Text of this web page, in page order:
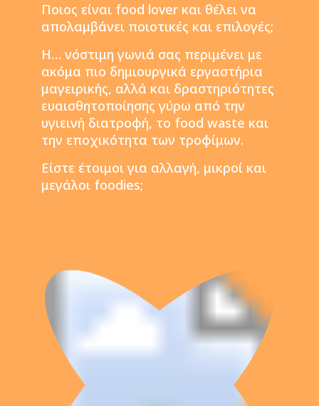
Ποιος είναι food lover και θέλει να
απολαμβάνει ποιοτικές και επιλογές;
Η… νόστιμη γωνιά σας περιμένει με
ακόμα πιο δημιουργικά εργαστήρια
μαγειρικής, αλλά και δραστηριότητες
ευαισθητοποίησης γύρω από την
υγιεινή διατροφή, το food waste και
την εποχικότητα των τροφίμων.
Είστε έτοιμοι για αλλαγή, μικροί και
μεγάλοι foodies;